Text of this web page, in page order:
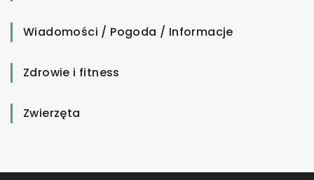
Wiadomości / Pogoda / Informacje
Zdrowie i fitness
Zwierzęta